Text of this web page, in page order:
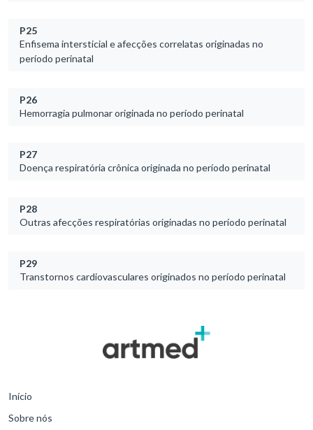
P25
Enfisema intersticial e afecções correlatas originadas no
período perinatal
P26
Hemorragia pulmonar originada no período perinatal
P27
Doença respiratória crônica originada no período perinatal
P28
Outras afecções respiratórias originadas no período perinatal
P29
Transtornos cardiovasculares originados no período perinatal
Início
Sobre nós